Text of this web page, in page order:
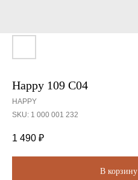
Happy 109 C04
HAPPY
SKU: 1 000 001 232
1 490 ₽
В корзину